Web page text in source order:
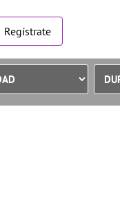
Regístrate